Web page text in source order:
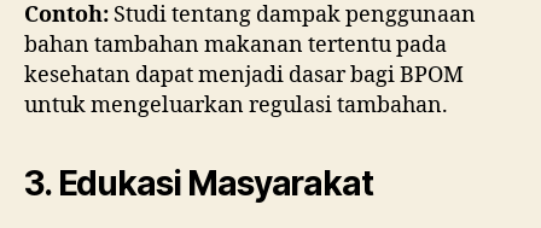
Contoh: Studi tentang dampak penggunaan
bahan tambahan makanan tertentu pada
kesehatan dapat menjadi dasar bagi BPOM
untuk mengeluarkan regulasi tambahan.
3. Edukasi Masyarakat